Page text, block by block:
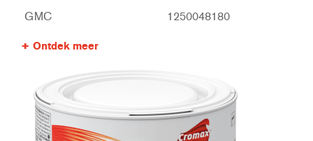
GMC 1250048180
Ontdek meer